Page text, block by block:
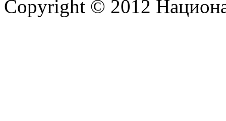
Copyright © 2012